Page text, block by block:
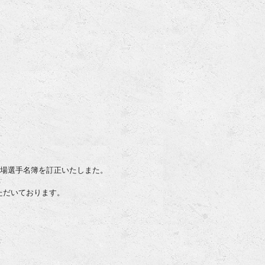
選手名簿を訂正いたしまた。
いております。